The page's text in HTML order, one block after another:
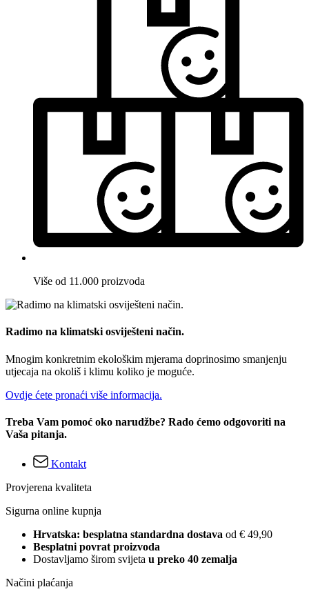
Više od 11.000 proizvoda
Radimo na klimatski osviješteni način.
Mnogim konkretnim ekološkim mjerama doprinosimo smanjenju
utjecaja na okoliš i klimu koliko je moguće.
Ovdje ćete pronaći više informacija.
Treba Vam pomoć oko narudžbe? Rado ćemo odgovoriti na
Vaša pitanja.
Kontakt
Provjerena kvaliteta
Sigurna online kupnja
Hrvatska: besplatna standardna dostava od € 49,90
Besplatni povrat proizvoda
Dostavljamo širom svijeta u preko 40 zemalja
Načini plaćanja